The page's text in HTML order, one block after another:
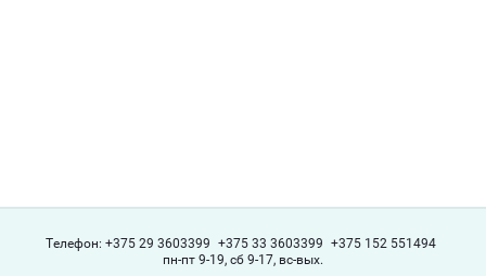
Телефон: +375 29 3603399 +375 33 3603399 +375 152 551494
пн-пт 9-19, сб 9-17, вс-вых.